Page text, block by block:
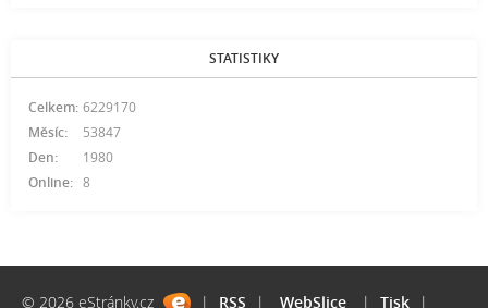
STATISTIKY
Online: 8
Celkem: 6229170
Měsíc:
53847
Den:
1980
© 2026 eStránky.cz | RSS | WebSlice | Tisk |